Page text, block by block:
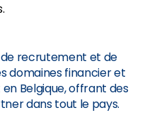
recrutement et de
domaines financier et
Belgique, offrant des
dans tout le pays.